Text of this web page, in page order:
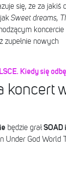
się, że za jakiś
Sweet dreams,
koncercie
zupełnie nowych
Kiedy się
koncert
będzie grałSOAD
Under God World